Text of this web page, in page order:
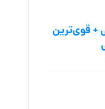
قوی‌ترین